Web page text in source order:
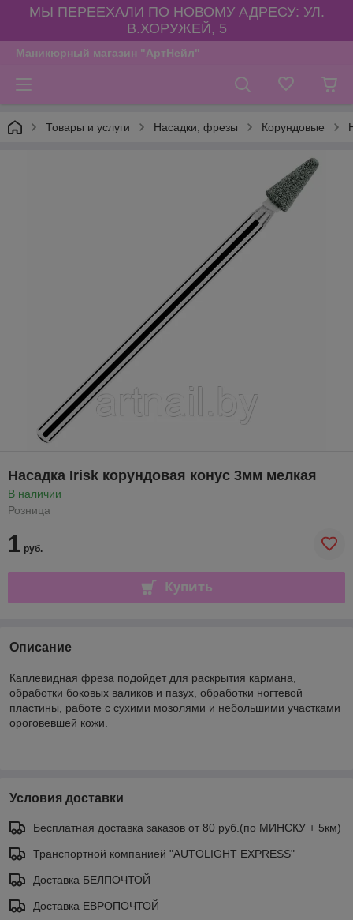
МЫ ПЕРЕЕХАЛИ ПО НОВОМУ АДРЕСУ: УЛ.
В.ХОРУЖЕЙ, 5
Маникюрный магазин "АртНейл"
Товары и услуги Насадки, фрезы Корундовые
Насадка Irisk корундовая конус 3мм мелкая
В наличии
Розница
1 руб.
Купить
Описание
Каплевидная фреза подойдет для раскрытия кармана,
обработки боковых валиков и пазух, обработки ногтевой
пластины, работе с сухими мозолями и небольшими участками
ороговевшей кожи.
Условия доставки
Бесплатная доставка заказов от 80 руб.(по МИНСКУ + 5км)
Транспортной компанией "AUTOLIGHT EXPRESS"
Доставка БЕЛПОЧТОЙ
Доставка ЕВРОПОЧТОЙ